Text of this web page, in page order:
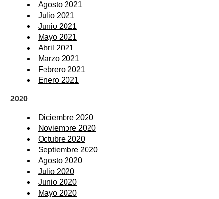
Agosto 2021
Julio 2021
Junio 2021
Mayo 2021
Abril 2021
Marzo 2021
Febrero 2021
Enero 2021
2020
Diciembre 2020
Noviembre 2020
Octubre 2020
Septiembre 2020
Agosto 2020
Julio 2020
Junio 2020
Mayo 2020